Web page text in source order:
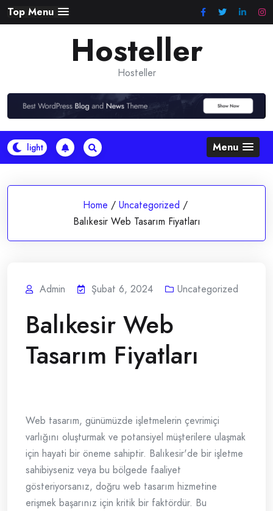
Skip
to
Top Menu
Hosteller
Hosteller
Menu
Home / Uncategorized /
Balıkesir Web Tasarım Fiyatları
Admin Şubat 6, 2024 Uncategorized
Balıkesir Web
Tasarım Fiyatları
Web tasarım, günümüzde işletmelerin çevrimiçi
varlığını oluşturmak ve potansiyel müşterilere ulaşmak
için hayati bir öneme sahiptir. Balıkesir'de bir işletme
sahibiyseniz veya bu bölgede faaliyet
gösteriyorsanız, doğru web tasarım hizmetine
erişmek başarınız için kritik bir faktördür. Bu